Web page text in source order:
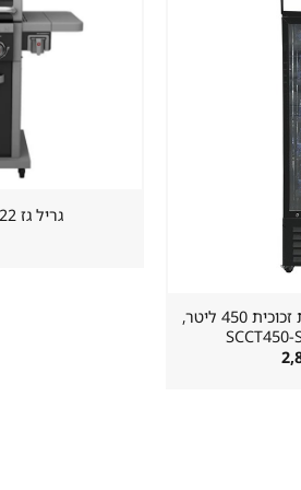
מקרר שתייה שחור עומד דלת זכוכית 450 ליטר,
המחיר
גריל גז ⁦COLEMAN G36322⁩